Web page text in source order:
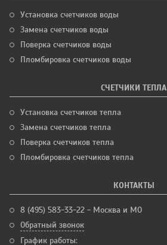
Установка счетчиков воды
Замена счетчиков воды
Поверка счетчиков воды
Пломбировка счетчиков воды
СЧЕТЧИКИ ТЕПЛА
Установка счетчиков тепла
Замена счетчиков тепла
Поверка счетчиков тепла
Пломбировка счетчиков тепла
КОНТАКТЫ
8 (495) 583-33-22 - Москва и МО
Обратный звонок
График работы: